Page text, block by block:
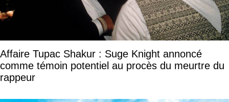
Affaire Tupac Shakur : Suge Knight annoncé
comme témoin potentiel au procès du meurtre du
rappeur